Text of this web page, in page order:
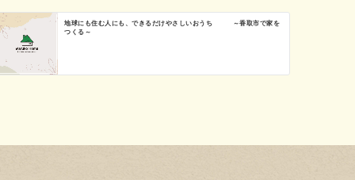
地球にも住む人にも、できるだけやさしいおうち ～香取市で家を
つくる～